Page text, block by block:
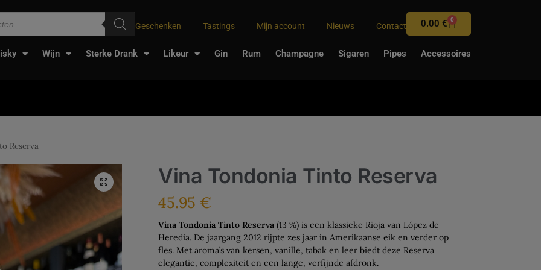
Geschenken Tastings Mijn account Nieuws Contact 0.00€ 0
Wijn Sterke Drank Likeur Gin Rum Champagne Sigaren Pipes Accessoires
Reserva
Vina Tondonia Tinto Reserva
45.95 €
Vina Tondonia Tinto Reserva (13 %) is een klassieke Rioja van López de
Heredia. De jaargang 2012 rijpte zes jaar in Amerikaanse eik en verder op
fles. Met aroma’s van kersen, vanille, tabak en leer biedt deze Reserva
elegantie, complexiteit en een lange, verfijnde afdronk.